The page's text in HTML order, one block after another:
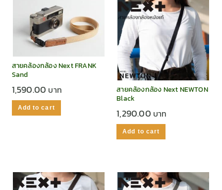
สายคล้องกล้อง Next FRANK
Sand
1,590.00
Add to cart
สายคล้องกล้อง Next NEWTON
Black
1,290.00
Add to cart